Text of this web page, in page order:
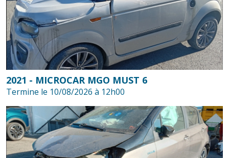
2021 - MICROCAR MGO MUST 6
Termine le 10/08/2026 à 12h00